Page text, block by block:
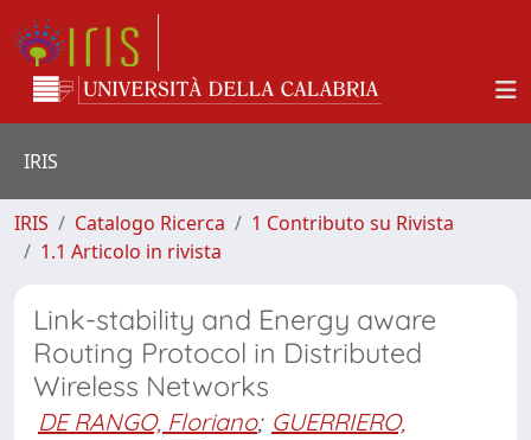
IRIS
IRIS Catalogo Ricerca
1 Contributo su Rivista
1.1 Articolo in rivista
Link-stability and Energy aware
Routing Protocol in Distributed
Wireless Networks
DE RANGO, Floriano; GUERRIERO,